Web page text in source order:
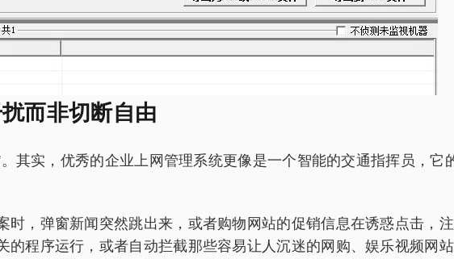
而非切断自由
。其实，优秀的企业上网管理系统更像是一个智能的交通指挥员，
时，弹窗新闻突然跳出来，或者购物网站的促销信息在诱惑点击，
的程序运行，或者自动拦截那些容易让人沉迷的网购、娱乐视频网